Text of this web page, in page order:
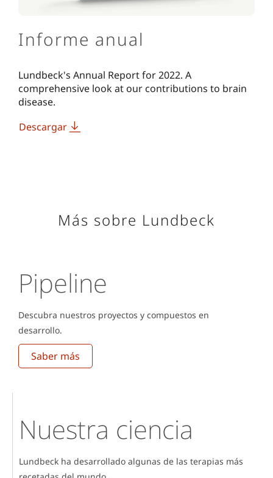
Informe anual
Lundbeck's Annual Report for 2022. A
comprehensive look at our contributions to brain
disease.
Descargar
Más sobre Lundbeck
Pipeline
Descubra nuestros proyectos y compuestos en
desarrollo.
Saber más
Nuestra ciencia
Lundbeck ha desarrollado algunas de las terapias más